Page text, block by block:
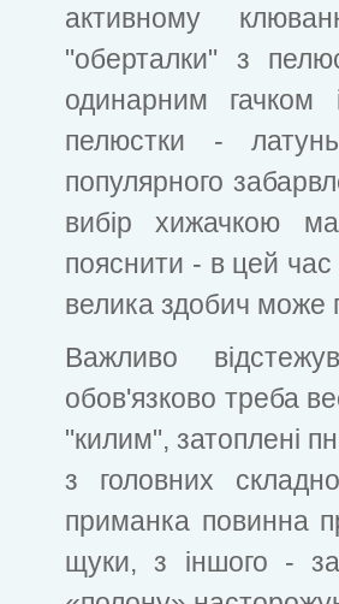
активному
"оберталки" з
одинарним гачком
пелюстки -
популярного
вибір хижачкою
пояснити - в цей час
велика здобич може
Важливо
обов'язково треба
"килим", затоплені
з головних
приманка повинна
щуки, з іншого -